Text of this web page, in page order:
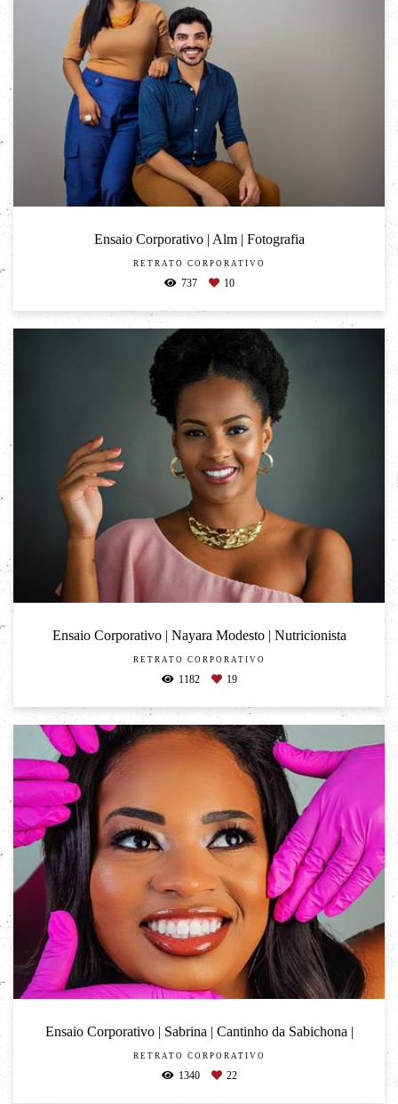
Ensaio Corporativo | Alm | Fotografia
RETRATO CORPORATIVO
737 10
Ensaio Corporativo | Nayara Modesto | Nutricionista
RETRATO CORPORATIVO
1182 19
Ensaio Corporativo | Sabrina | Cantinho da Sabichona |
RETRATO CORPORATIVO
1340 22